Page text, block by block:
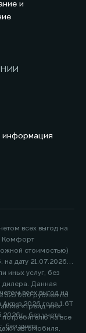
и
информация
всех выгод на
Комфорт
стоимостью)
дату 21.07.2026
иных услуг, без
Данная
325 000 рублей по
«Трейд-ин»
потребителю на все
автомобиля,
всех выгод на
2026 года 1.6Т
без учета